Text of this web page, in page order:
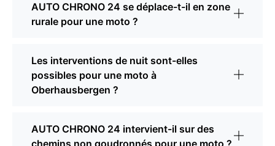
AUTO CHRONO 24 se déplace-t-il en zone
rurale pour une moto ?
Les interventions de nuit sont-elles
possibles pour une moto à
Oberhausbergen ?
AUTO CHRONO 24 intervient-il sur des